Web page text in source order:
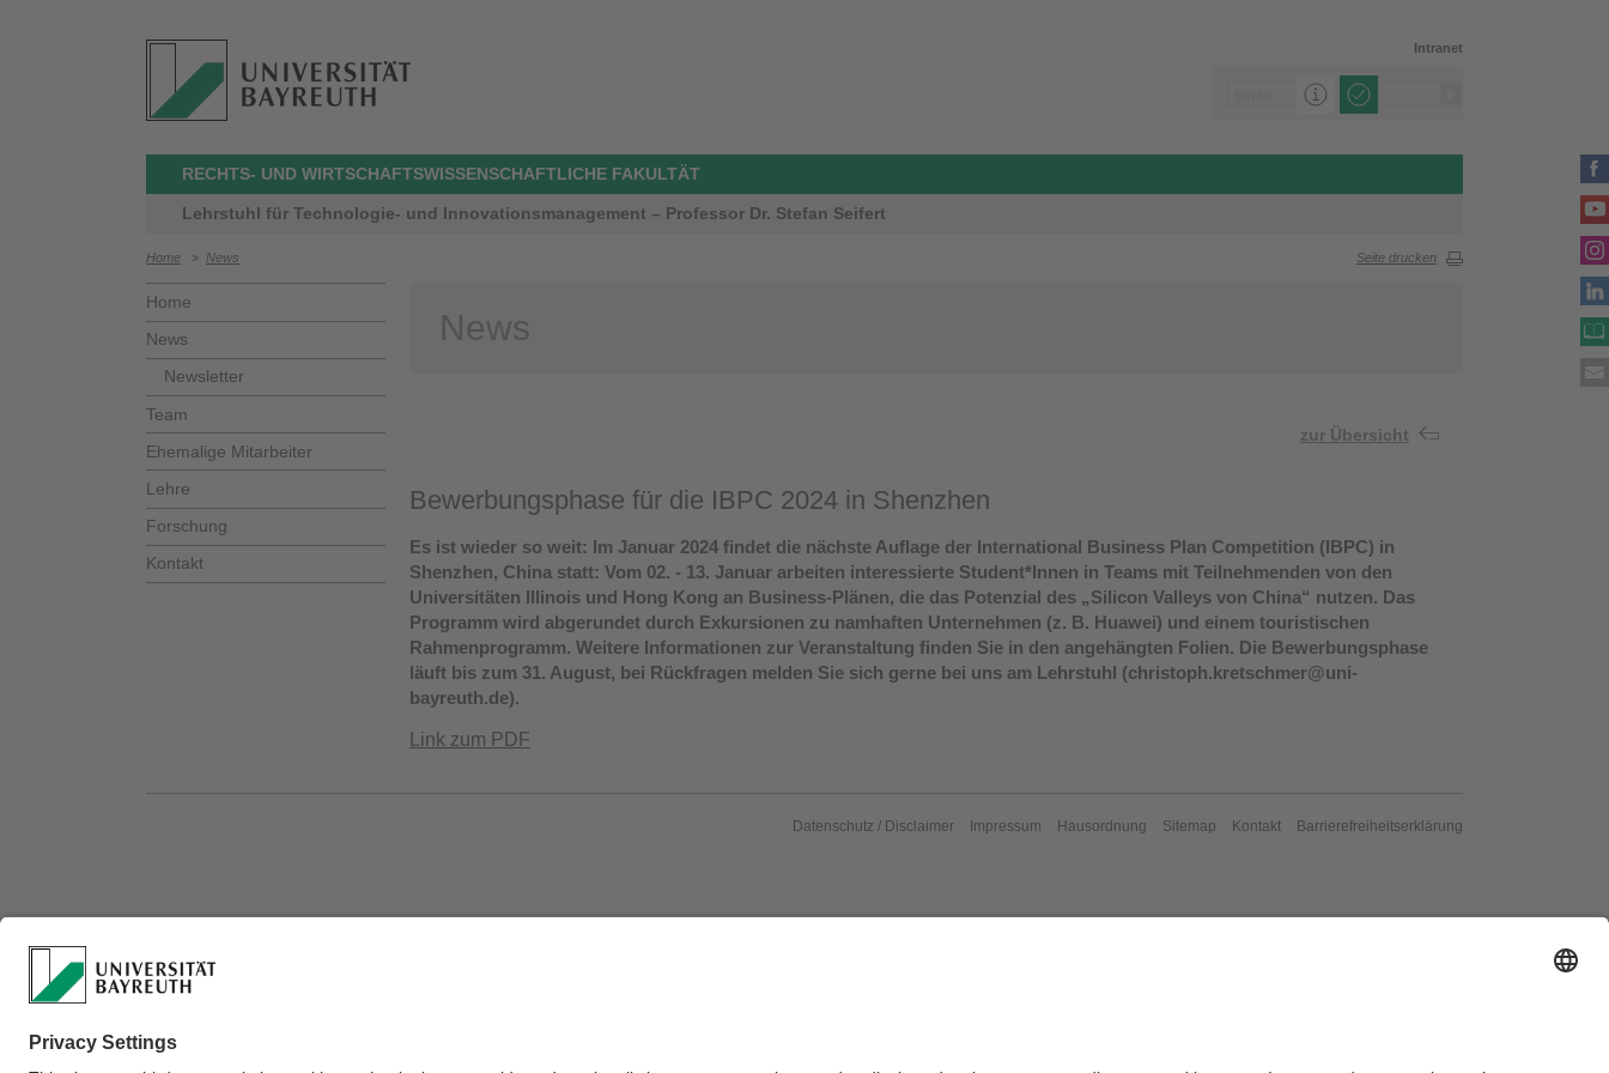
Intranet
RECHTS- UND WIRTSCHAFTSWISSENSCHAFTLICHE FAKULTÄT
Lehrstuhl für Technologie- und Innovationsmanagement – Professor Dr. Stefan Seifert
Home > News Seite drucken
Home
News
Newsletter
Team
Ehemalige Mitarbeiter
Lehre
Forschung
Kontakt
News
zur Übersicht
Bewerbungsphase für die IBPC 2024 in Shenzhen
Es ist wieder so weit: Im Januar 2024 findet die nächste Auflage der International Business Plan Competition (IBPC) in
Shenzhen, China statt: Vom 02. - 13. Januar arbeiten interessierte Student*Innen in Teams mit Teilnehmenden von den
Universitäten Illinois und Hong Kong an Business-Plänen, die das Potenzial des „Silicon Valleys von China“ nutzen. Das
Programm wird abgerundet durch Exkursionen zu namhaften Unternehmen (z. B. Huawei) und einem touristischen
Rahmenprogramm. Weitere Informationen zur Veranstaltung finden Sie in den angehängten Folien. Die Bewerbungsphase
läuft bis zum 31. August, bei Rückfragen melden Sie sich gerne bei uns am Lehrstuhl (christoph.kretschmer@uni-
bayreuth.de).
Link zum PDF
Datenschutz / Disclaimer Impressum Hausordnung Sitemap Kontakt Barrierefreiheitserklärung